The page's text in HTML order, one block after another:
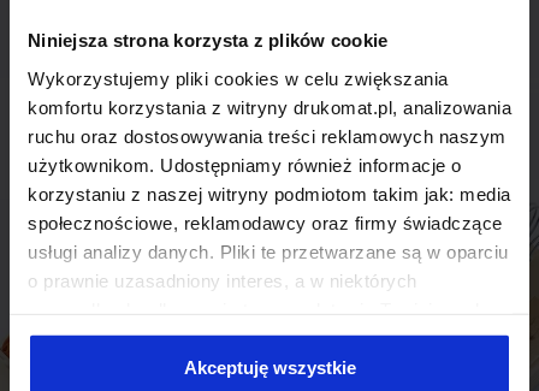
Niniejsza strona korzysta z plików cookie
Wykorzystujemy pliki cookies w celu zwiększania
komfortu korzystania z witryny drukomat.pl, analizowania
ruchu oraz dostosowywania treści reklamowych naszym
użytkownikom. Udostępniamy również informacje o
korzystaniu z naszej witryny podmiotom takim jak: media
społecznościowe, reklamodawcy oraz firmy świadczące
usługi analizy danych. Pliki te przetwarzane są w oparciu
o prawnie uzasadniony interes, a w niektórych
Niektóre z plików cookies dostarczane i przetwarzane są
przez naszych zewnętrznych partnerów, z których listą
Akceptuję wszystkie
Skontaktuj się